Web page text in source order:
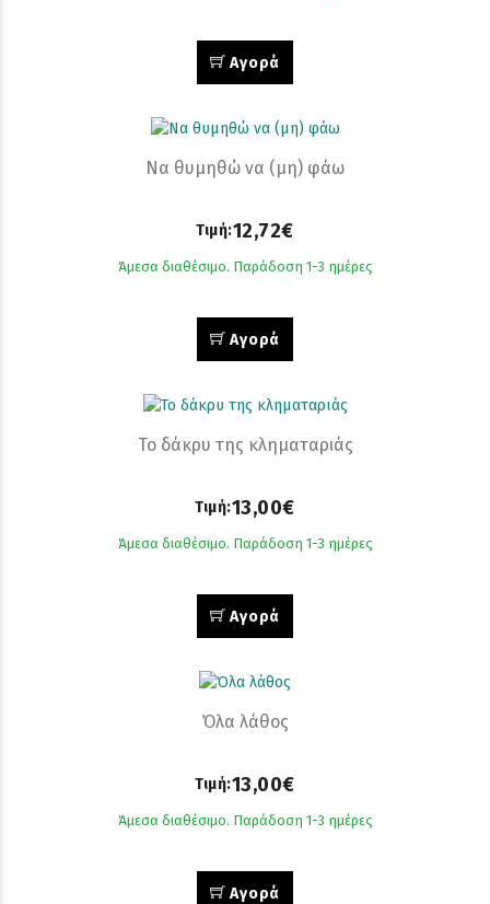
Αγορά
Να θυμηθώ να (μη) φάω
Τιμή:12,72€
Άμεσα διαθέσιμο. Παράδοση 1-3 ημέρες
Αγορά
Το δάκρυ της κληματαριάς
Τιμή:13,00€
Άμεσα διαθέσιμο. Παράδοση 1-3 ημέρες
Αγορά
Όλα λάθος
Τιμή:13,00€
Άμεσα διαθέσιμο. Παράδοση 1-3 ημέρες
Αγορά